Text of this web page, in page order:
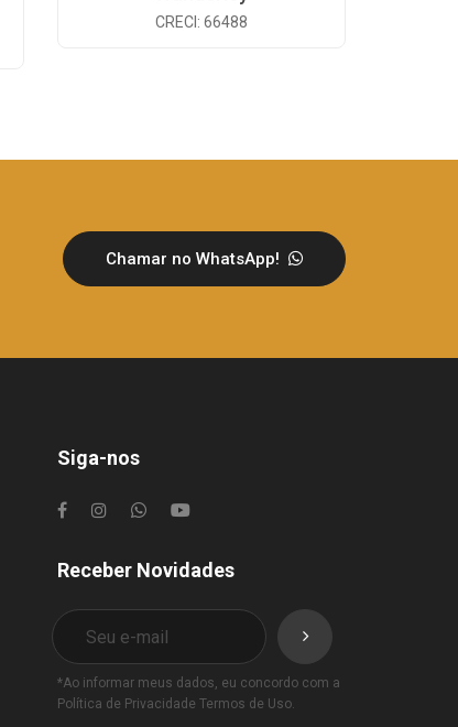
CRECI: 66488
Chamar no WhatsApp!
Siga-nos
Receber Novidades
*Ao informar meus dados, eu concordo com a
Política de Privacidade Termos de Uso.